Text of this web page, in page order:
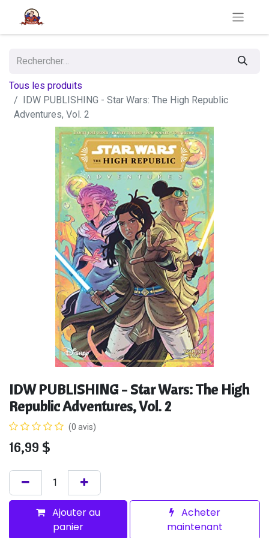
Tous les produits
IDW PUBLISHING - Star Wars: The High Republic
Adventures, Vol. 2
IDW PUBLISHING - Star Wars: The High
Republic Adventures, Vol. 2
(0 avis)
16,99 $
Ajouter au
panier
Acheter
maintenant